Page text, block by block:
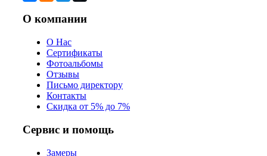
О компании
О Нас
Сертификаты
Фотоальбомы
Отзывы
Письмо директору
Контакты
Скидка от 5% до 7%
Сервис и помощь
Замеры